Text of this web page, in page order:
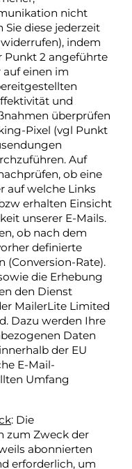
nicht
diese jederzeit
indem
Punkt 2 angeführte
einen im
und
überprüfen
Pixel (vgl Punkt
Auf
ob eine
auf welche Links
erhalten Einsicht
unserer E-Mails.
ob nach dem
definierte
Rate).
die Erhebung
den Dienst
MailerLite Limited
Dazu werden Ihre
Daten
der EU
E-Mail-
Umfang
: Die
zum Zweck der
abonnierten
erforderlich, um